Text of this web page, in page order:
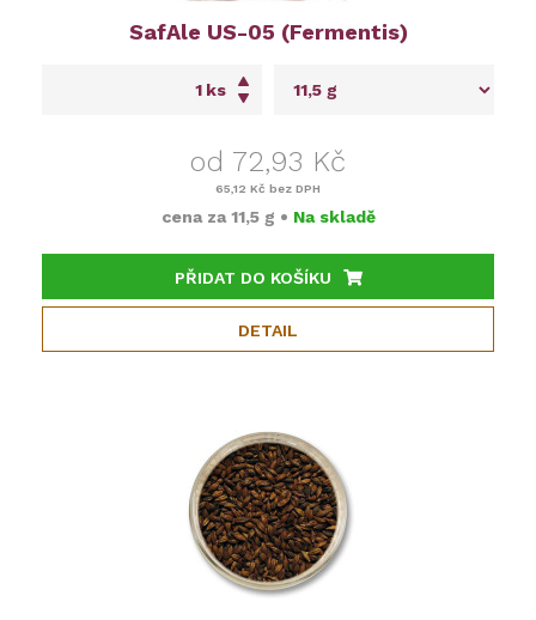
SafAle US-05 (Fermentis)
ks
od 72,93 Kč
65,12 Kč bez DPH
cena za 11,5 g • Na skladě
PŘIDAT DO KOŠÍKU
DETAIL